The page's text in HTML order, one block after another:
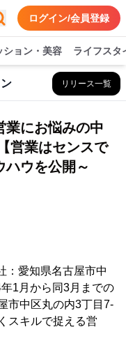
ログイン/会員登録
ション・美容 ライフスタ
リリース一覧
業にお悩みの中
営業はセンスで
ハウを公開～
：愛知県名古屋市中
1月から同3月までの
市中区丸の内3丁目7-
スキルで捉える営